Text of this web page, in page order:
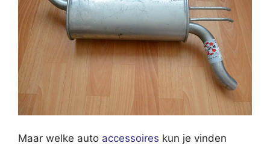
Maar welke auto accessoires kun je vinden